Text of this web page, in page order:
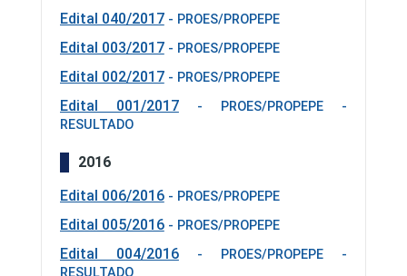
Edital 040/2017- PROES/PROPEPE
Edital 003/2017- PROES/PROPEPE
Edital 002/2017- PROES/PROPEPE
Edital 001/2017- PROES/PROPEPE -
RESULTADO
2016
Edital 006/2016- PROES/PROPEPE
Edital 005/2016- PROES/PROPEPE
Edital 004/2016- PROES/PROPEPE -
RESULTADO